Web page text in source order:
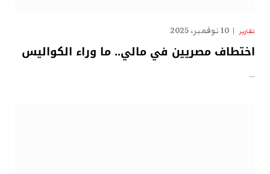
تقارير 10 نوفمبر، 2025
اختطاف مصريين في مالي.. ما وراء الكواليس
…